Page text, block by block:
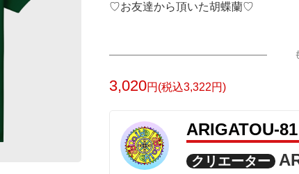
♡お友達から頂いた胡蝶蘭♡
3,020円(税込3,322円)
ARIGATOU-
クリエーター